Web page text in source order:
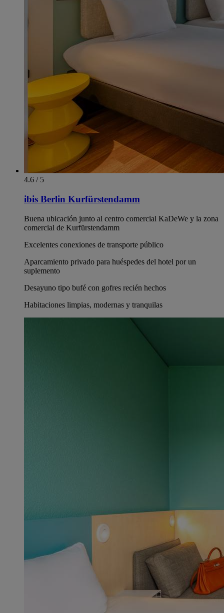
4.6 / 5
ibis Berlin Kurfürstendamm
Buena ubicación junto al centro comercial KaDeWe y la zona
comercial de Kurfürstendamm
Excelentes conexiones de transporte público
Aparcamiento privado para huéspedes del hotel por un
suplemento
Desayuno tipo bufé con gofres recién hechos
Habitaciones limpias, modernas y tranquilas